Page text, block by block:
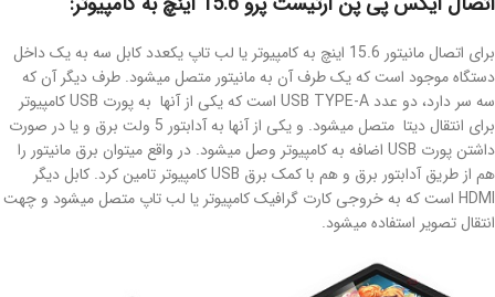
برای اتصال مانیتور 15.6 اینچ به کامپیوتر یا لب تاپ یکعدد کابل سه به یک داخل
دستگاه موجود است که یک طرف آن به مانیتور متصل میشود. طرف دیگر آن که
سه سر دارد، دو عدد USB TYPE-A است که یکی از آنها به پورت USB کامپیوتر
برای انتقال دیتا متصل میشود. و یکی از آنها به آدابتور 5 ولت برق و یا در صورت
داشتن پورت USB اضافه به کامپیوتر وصل میشود. در واقع میتوان برق مانیتور را
هم از طریق آدابتور برق و هم با کمک برق USB کامپیوتر تامین کرد. کابل دیگر
HDMI است که به خروجی کارت گرافیک کامپیوتر یا لب تاپ متصل میشود و چهت
انتقال تصویر استفاده میشود.